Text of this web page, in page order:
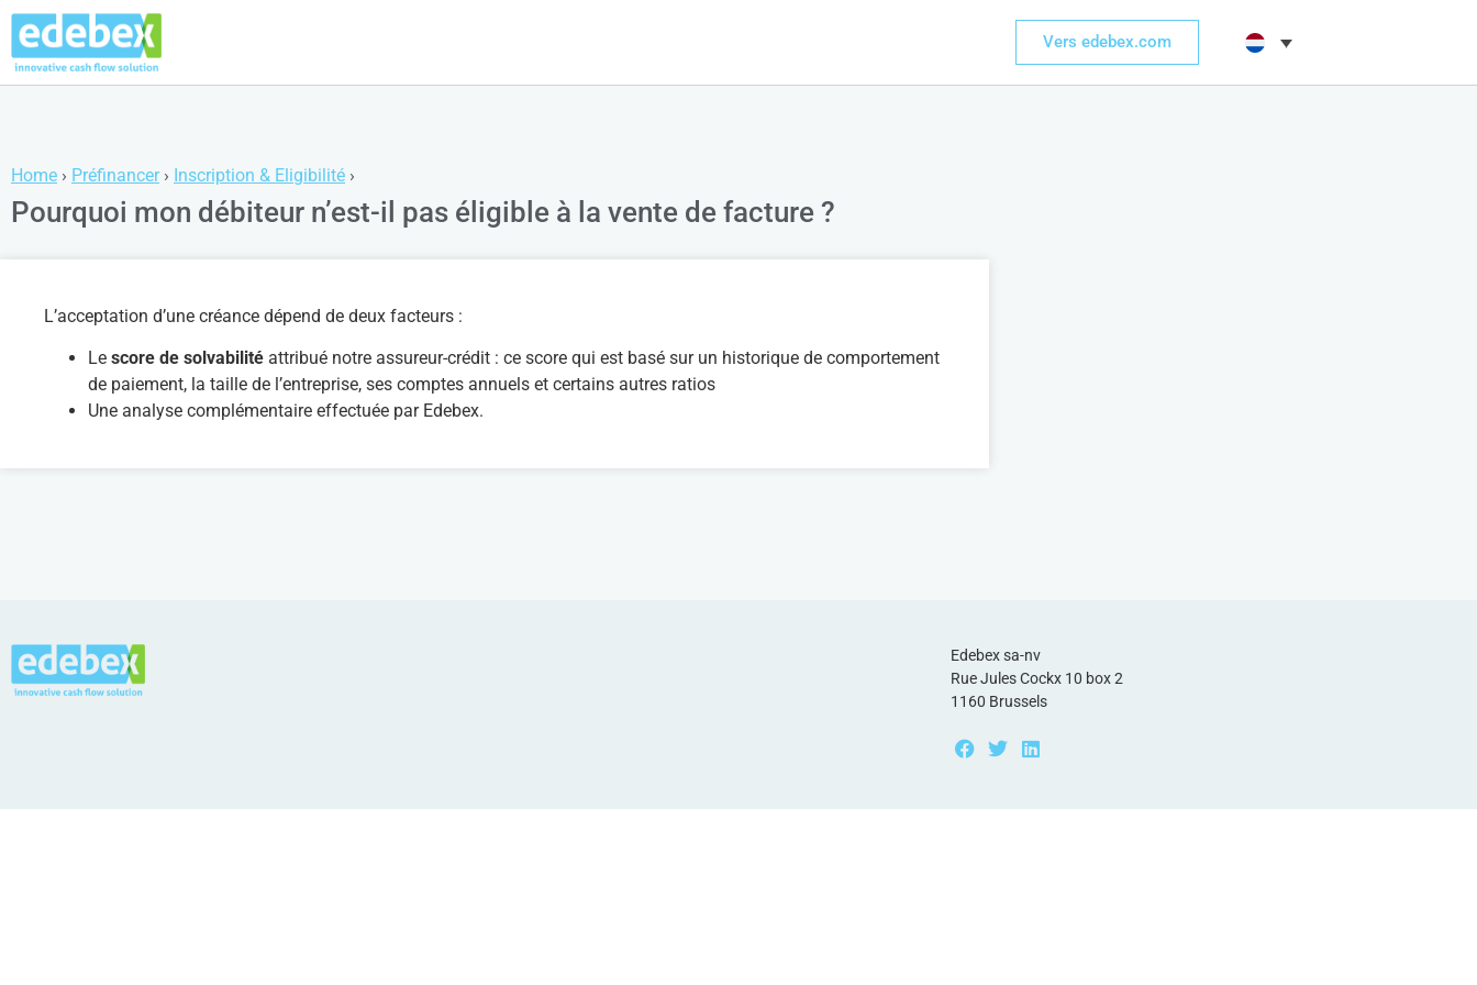
Vers edebex.com
Home › Préfinancer› Inscription & Eligibilité ›
Pourquoi mon débiteur n’est-il pas éligible à la vente de facture ?
L’acceptation d’une créance dépend de deux facteurs :
Le score de solvabilité attribué notre assureur-crédit : ce score qui est basé sur un historique de comportement
de paiement, la taille de l’entreprise, ses comptes annuels et certains autres ratios
Une analyse complémentaire effectuée par Edebex.
Edebex sa-nv
Rue Jules Cockx 10 box 2
1160 Brussels